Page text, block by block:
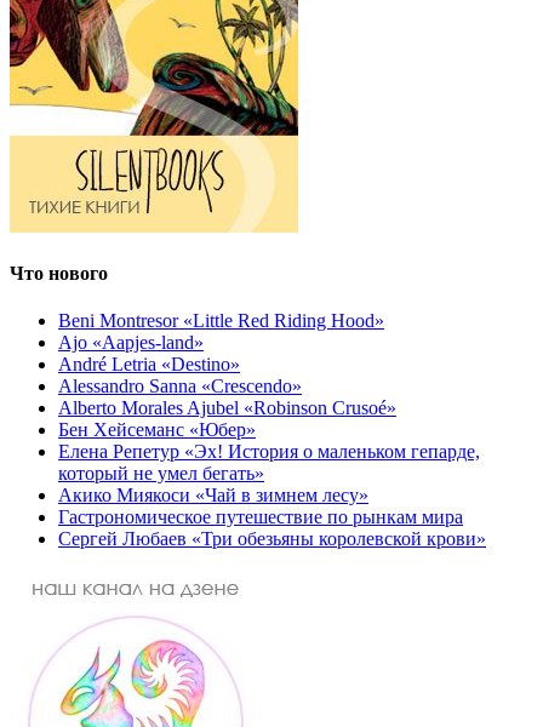
Что нового
Beni Montresor «Little Red Riding Hood»
Ajo «Aapjes-land»
André Letria «Destino»
Alessandro Sanna «Crescendo»
Alberto Morales Ajubel «Robinson Crusoé»
Бен Хейсеманс «Юбер»
Елена Репетур «Эх! История о маленьком гепарде,
который не умел бегать»
Акико Миякоси «Чай в зимнем лесу»
Гастрономическое путешествие по рынкам мира
Сергей Любаев «Три обезьяны королевской крови»